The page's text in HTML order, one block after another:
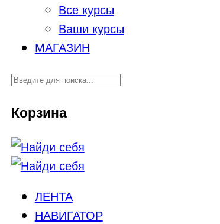
Все курсы
Ваши курсы
МАГАЗИН
Корзина
ЛЕНТА
НАВИГАТОР